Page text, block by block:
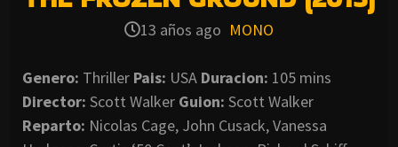
13 años ago MONO
Genero: Thriller Pais: USA Duracion: 105 mins
Director: Scott Walker Guion: Scott Walker
Reparto: Nicolas Cage, John Cusack, Vanessa